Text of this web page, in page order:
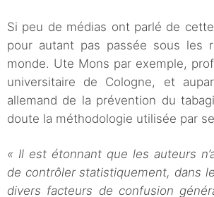
Si peu de médias ont parlé de
pour autant pas passée sous les
monde. Ute Mons par exemple,
universitaire de Cologne, et
allemand de la prévention du
doute la méthodologie utilisée par
« Il est étonnant que les auteurs
de contrôler statistiquement, dans
divers facteurs de confusion